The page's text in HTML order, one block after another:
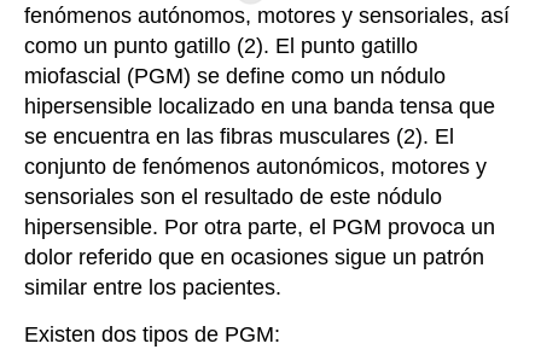
fenómenos autónomos, motores y sensoriales, así
como un punto gatillo (2). El punto gatillo
miofascial (PGM) se define como un nódulo
hipersensible localizado en una banda tensa que
se encuentra en las fibras musculares (2). El
conjunto de fenómenos autonómicos, motores y
sensoriales son el resultado de este nódulo
hipersensible. Por otra parte, el PGM provoca un
dolor referido que en ocasiones sigue un patrón
similar entre los pacientes.
Existen dos tipos de PGM: